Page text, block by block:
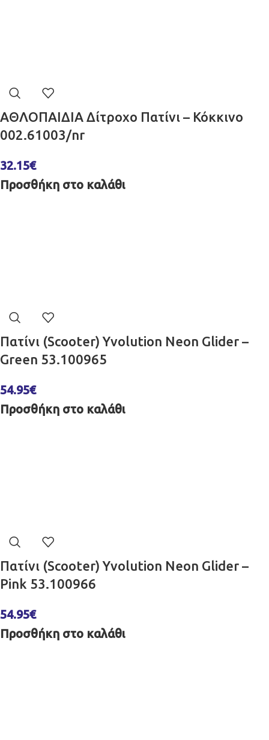
ΑΘΛΟΠΑΙΔΙΑ Δίτροχο Πατίνι – Κόκκινο
002.61003/nr
32.15€
Προσθήκη στο καλάθι
Πατίνι (Scooter) Yvolution Neon Glider –
Green 53.100965
54.95€
Προσθήκη στο καλάθι
Πατίνι (Scooter) Yvolution Neon Glider –
Pink 53.100966
54.95€
Προσθήκη στο καλάθι